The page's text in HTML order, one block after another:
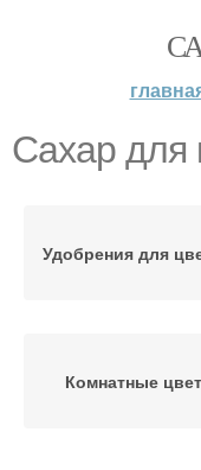
Сахар для
Удобрения для
Комнатные